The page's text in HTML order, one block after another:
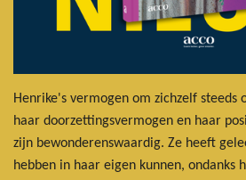
Henrike's vermogen om zichzelf steeds
haar doorzettingsvermogen en haar
zijn bewonderenswaardig. Ze heeft
hebben in haar eigen kunnen, ondanks